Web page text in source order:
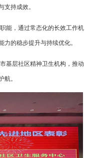
支持成效。
能，通过常态化的长效工作机
的稳步提升与持续优化。
基层社区精神卫生机构，推动
。